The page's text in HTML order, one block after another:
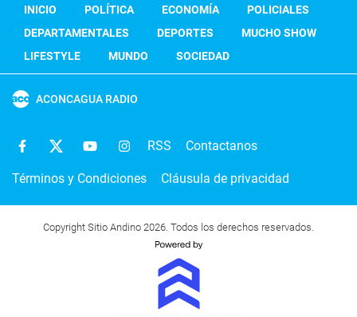
INICIO POLÍTICA ECONOMÍA
POLICIALES
DEPARTAMENTALES
DEPORTES
MUCHO SHOW
LIFESTYLE
MUNDO SOCIEDAD
ACONCAGUA RADIO
RSS Contactanos
Términos y Condiciones Cláusula de privacidad
Copyright Sitio Andino 2026. Todos los derechos reservados.